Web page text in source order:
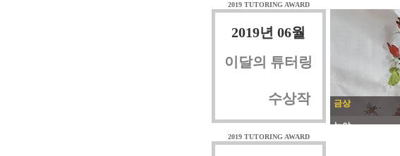
2019 TUTORING AWARD
2019년 06월
이달의 튜터링
수상작
2019 TUTORING AWARD
금상
녹야